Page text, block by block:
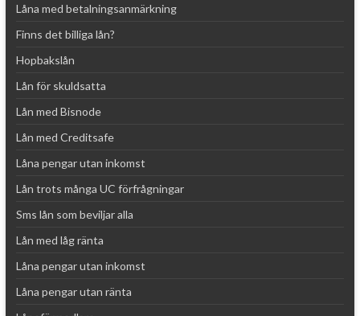
Låna med betalningsanmärkning
Finns det billiga lån?
Hopbakslån
Lån för skuldsatta
Lån med Bisnode
Lån med Creditsafe
Låna pengar utan inkomst
Lån trots många UC förfrågningar
Sms lån som beviljar alla
Lån med låg ränta
Låna pengar utan inkomst
Låna pengar utan ränta